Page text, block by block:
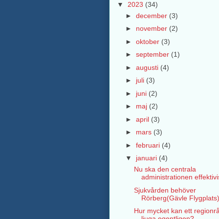
▼ 2023 (34)
► december (3)
► november (2)
► oktober (3)
► september (1)
► augusti (4)
► juli (3)
► juni (2)
► maj (2)
► april (3)
► mars (3)
► februari (4)
▼ januari (4)
Nu ska den centrala
administrationen
Sjukvården behöver
Rörberg(Gävle Flygplats)
Hur mycket kan ett